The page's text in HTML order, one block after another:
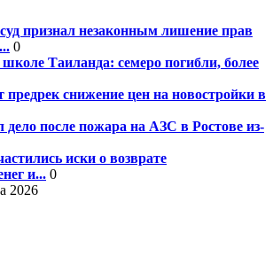
признал незаконным лишение прав
0
Таиланда: семеро погибли, более
предрек снижение цен на новостройки в
дело после пожара на АЗС в Ростове из-
иски о возврате
и... 0
2026